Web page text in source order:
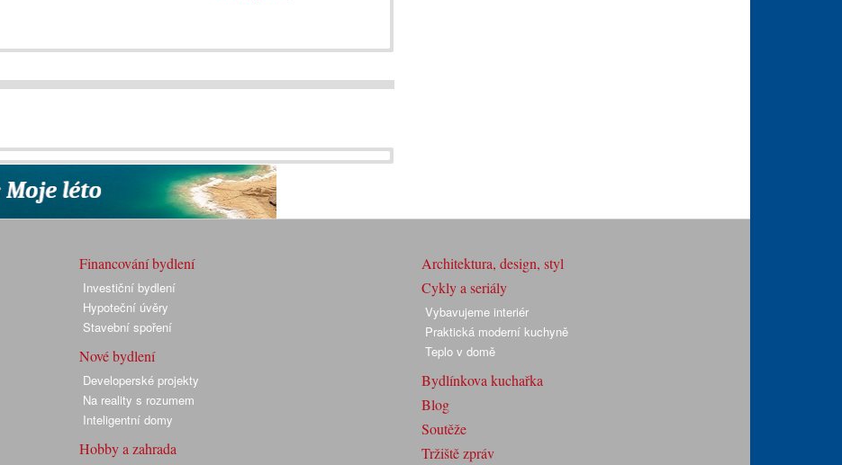
Financování bydlení
Investiční bydlení
Hypoteční úvěry
Stavební spoření
Nové bydlení
Developerské projekty
Na reality s rozumem
Inteligentní domy
Hobby a zahrada
Architektura, design, styl
Cykly a seriály
Vybavujeme interiér
Praktická moderní kuchyně
Teplo v domě
Bydlínkova kuchařka
Blog
Soutěže
Tržiště zpráv